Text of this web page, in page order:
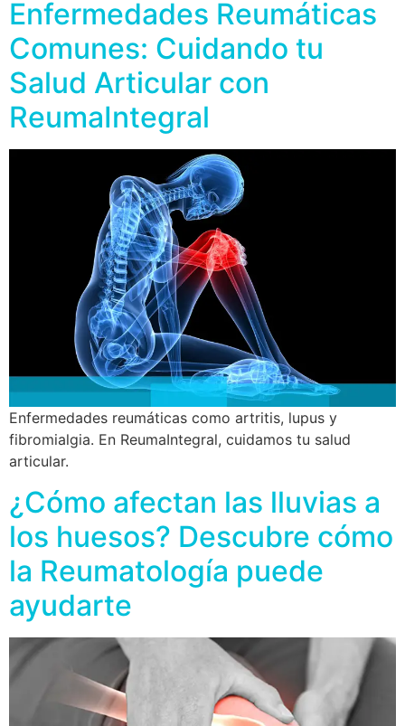
Enfermedades Reumáticas
Comunes: Cuidando tu
Salud Articular con
ReumaIntegral
Enfermedades reumáticas como artritis, lupus y
fibromialgia. En ReumaIntegral, cuidamos tu salud
articular.
¿Cómo afectan las lluvias a
los huesos? Descubre cómo
la Reumatología puede
ayudarte